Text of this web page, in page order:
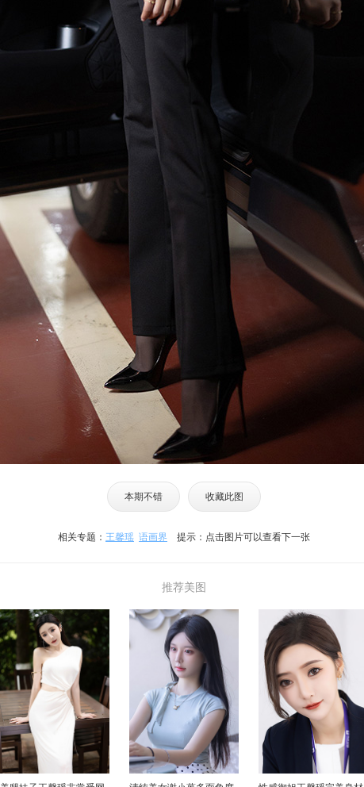
本期不错 收藏此图
相关专题： 王馨瑶 语画界 提示：点击图片可以查看下一张
推荐美图